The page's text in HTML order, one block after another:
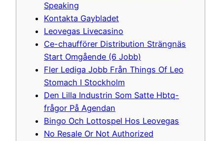
Speaking
Kontakta Gaybladet
Leovegas Livecasino
Ce-chaufförer Distribution Strängnäs
Start Omgående (6 Jobb)
Fler Lediga Jobb Från Things Of Leo
Stomach I Stockholm
Den Lilla Industrin Som Satte Hbtq-
frågor På Agendan
Bingo Och Lottospel Hos Leovegas
No Resale Or Not Authorized